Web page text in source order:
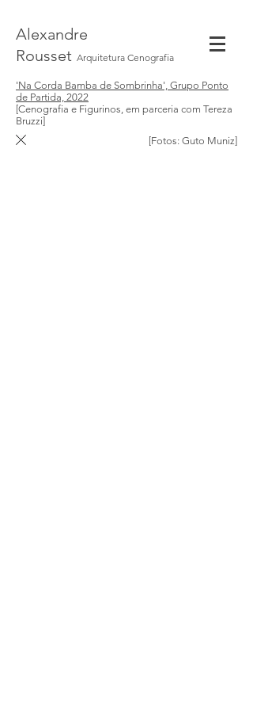
Alexandre
Rousset Arquitetura Cenografia
'Na Corda Bamba de Sombrinha', Grupo Ponto
de Partida, 2022
[Cenografia e Figurinos, em parceria com Tereza
Bruzzi]
[Fotos: Guto Muniz]